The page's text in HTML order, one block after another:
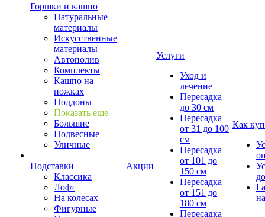
Горшки и кашпо
Натуральные
материалы
Искусственные
материалы
Автополив
Комплекты
Кашпо на
ножках
Поддоны
Показать еще
Большие
Подвесные
Уличные
Подставки
Классика
Лофт
На колесах
Фигурные
Акции
Услуги
Уход и
лечение
Пересадка
до 30 см
Пересадка
от 31 до 100
см
Пересадка
от 101 до
150 см
Пересадка
от 151 до
180 см
Пересадка
Как